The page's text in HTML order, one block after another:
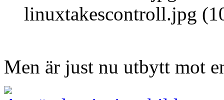
linuxtakescontroll.jpg
Men är just nu utbytt mot